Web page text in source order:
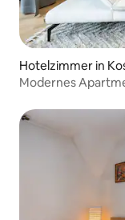
Hotelzimmer in
Modernes